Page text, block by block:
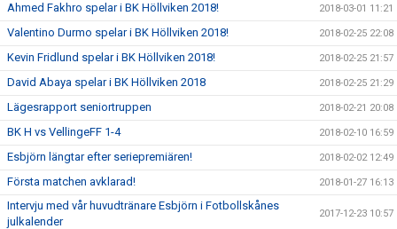
Ahmed Fakhro spelar i BK Höllviken 2018! 2018-03-01 11:21
Valentino Durmo spelar i BK Höllviken 2018! 2018-02-25 22:08
Kevin Fridlund spelar i BK Höllviken 2018! 2018-02-25 21:57
David Abaya spelar i BK Höllviken 2018 2018-02-25 21:29
Lägesrapport seniortruppen 2018-02-21 20:08
BK H vs VellingeFF 1-4 2018-02-10 16:59
Esbjörn längtar efter seriepremiären! 2018-02-02 12:49
Första matchen avklarad! 2018-01-27 16:13
Intervju med vår huvudtränare Esbjörn i Fotbollskånes
julkalender
2017-12-23 10:57